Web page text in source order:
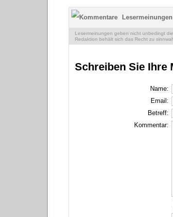
Lesermeinungen
Lesermeinungen geben nicht unbedingt
Redaktion behält sich das Recht zu
Schreiben Sie Ihre
Name:
Email:
Betreff:
Kommentar: